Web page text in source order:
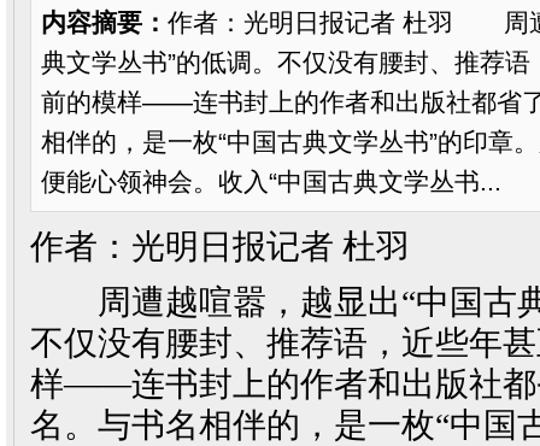
内容摘要： 作者：光明日报记者 杜羽 周
典文学丛书”的低调。不仅没有腰封、推荐
前的模样——连书封上的作者和出版社都省
相伴的，是一枚“中国古典文学丛书”的印章
便能心领神会。收入“中国古典文学丛书...
作者： 光明日报记者 杜羽
周遭越喧嚣，越显出“中国古
不仅没有腰封、推荐语，近些年
样——连书封上的作者和出版社都
名。与书名相伴的，是一枚“中国